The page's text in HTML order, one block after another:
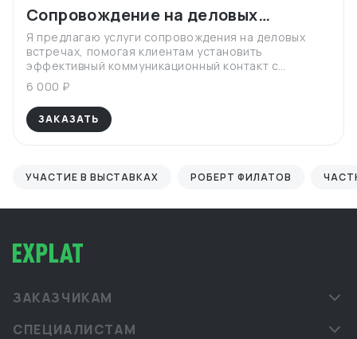
Сопровождение на деловых
встречах
Я предлагаю услуги сопровождения на деловых
встречах, помогая клиентам установить
эффективный коммуникационный контакт с
китайскими партнерами.
6 000 ₽
ЗАКАЗАТЬ
УЧАСТИЕ В ВЫСТАВКАХ РОБЕРТ ФИЛАТОВ
ЗАКАЗЧИКАМ
СПЕЦИАЛИСТАМ